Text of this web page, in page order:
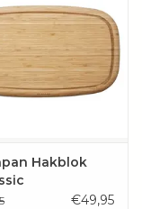
Hakblok
bamboe€49,95